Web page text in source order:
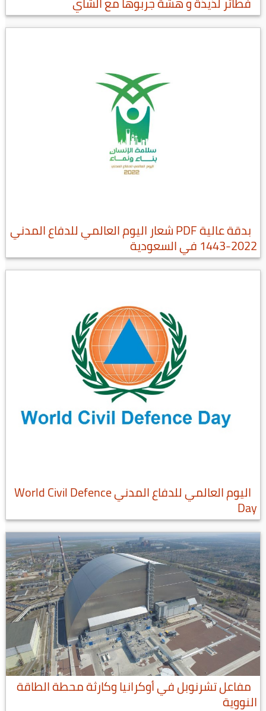
بدقة عالية PDF شعار اليوم العالمي للدفاع المدني
2022-1443 في السعودية
اليوم العالمي للدفاع المدني World Civil Defence
Day
مفاعل تشرنوبل في أوكرانيا وكارثة محطة الطاقة
النووية